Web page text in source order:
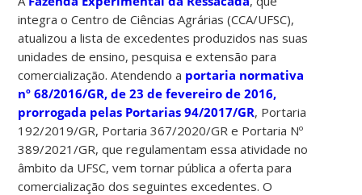
integra o Centro de Ciências Agrárias (CCA/UFSC),
atualizou a lista de excedentes produzidos nas suas
unidades de ensino, pesquisa e extensão para
comercialização. Atendendo a portaria normativa
nº 68/2016/GR, de 23 de fevereiro de 2016,
prorrogada pelas Portarias 94/2017/GR, Portaria
192/2019/GR, Portaria 367/2020/GR e Portaria Nº
389/2021/GR, que regulamentam essa atividade no
âmbito da UFSC, vem tornar pública a oferta para
comercialização dos seguintes excedentes. O